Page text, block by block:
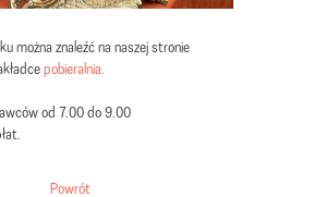
można znaleźć na naszej stronie
pobieralnia.
od 7.00 do 9.00
Powrót